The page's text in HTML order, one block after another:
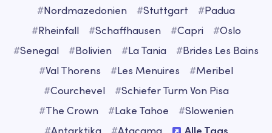
#Nordmazedonien #Stuttgart #Padua
#Rheinfall #Schaffhausen #Capri #Oslo
#Senegal #Bolivien #La Tania #Brides Les Bains
#Val Thorens #Les Menuires #Meribel
#Courchevel #Schiefer Turm Von Pisa
#The Crown #Lake Tahoe #Slowenien